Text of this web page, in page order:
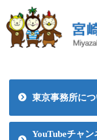
東京事務所に
YouTubeチャン